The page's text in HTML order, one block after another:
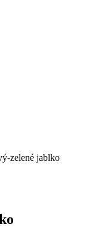
zelené jablko